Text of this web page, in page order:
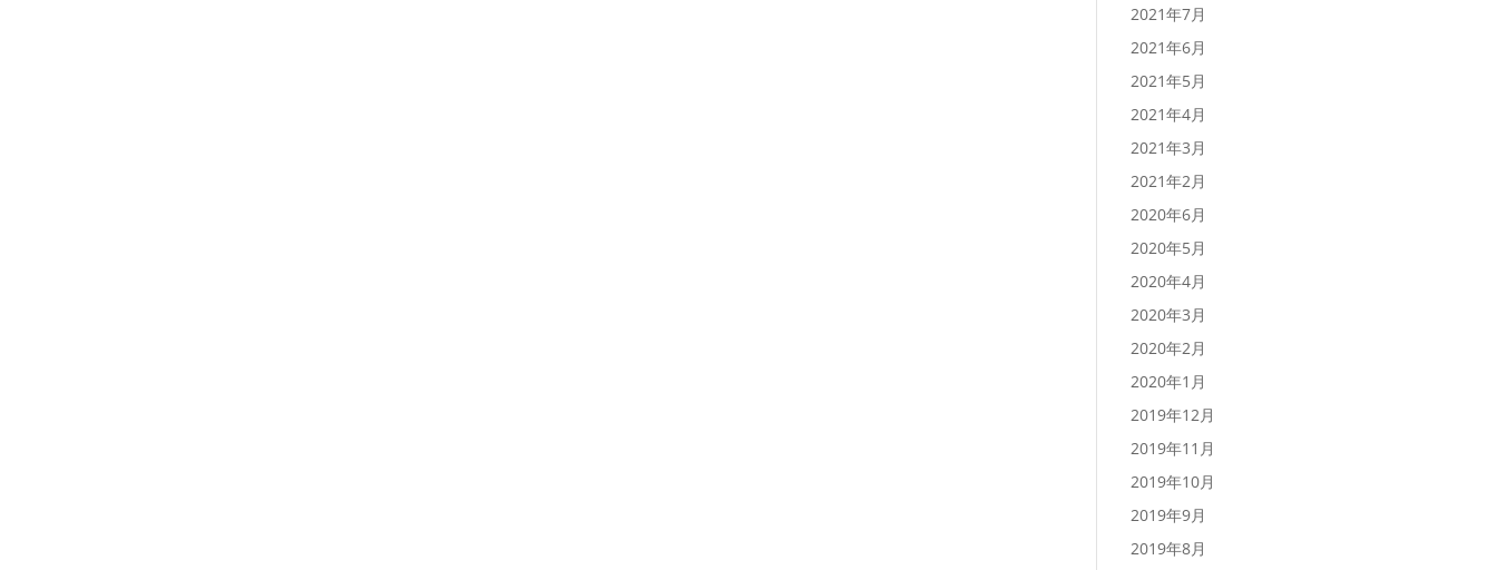
2021年7月
2021年6月
2021年5月
2021年4月
2021年3月
2021年2月
2020年6月
2020年5月
2020年4月
2020年3月
2020年2月
2020年1月
2019年12月
2019年11月
2019年10月
2019年9月
2019年8月